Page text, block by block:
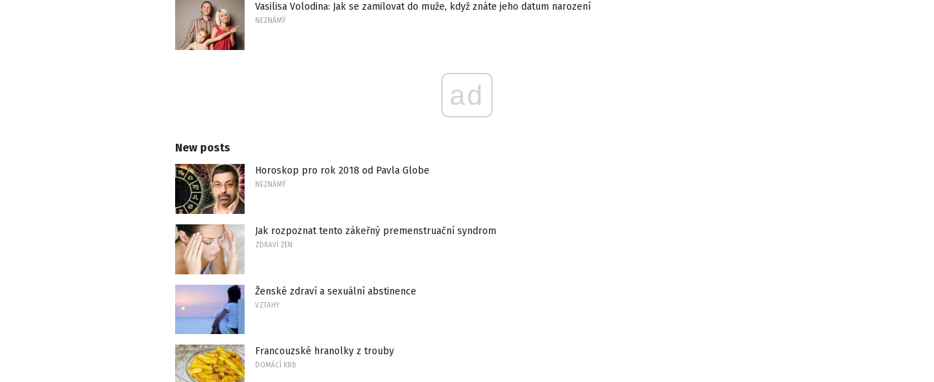
Vasilisa Volodina: Jak se zamilovat do muže, když znáte jeho datum narození
NEZNÁMÝ
ad
New posts
Horoskop pro rok 2018 od Pavla Globe
NEZNÁMÝ
Jak rozpoznat tento zákeřný premenstruační syndrom
ZDRAVÍ ŽEN
Ženské zdraví a sexuální abstinence
VZTAHY
Francouzské hranolky z trouby
DOMÁCÍ KRB